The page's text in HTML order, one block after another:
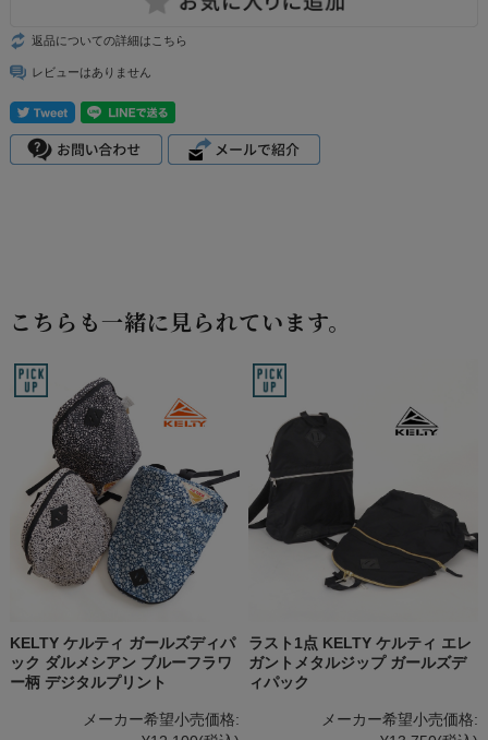
返品についての詳細はこちら
レビューはありません
こちらも一緒に見られています。
KELTY ケルティ ガールズディパ
ック ダルメシアン ブルーフラワ
ー柄 デジタルプリント
メーカー希望小売価格:
ラスト1点 KELTY ケルティ エレ
ガントメタルジップ ガールズデ
ィパック
メーカー希望小売価格: